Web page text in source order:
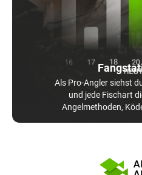
Als Pro-Angler siehst
und jede Fischart
Angelmethoden,